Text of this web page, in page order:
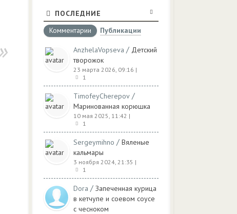
ПОСЛЕДНИЕ
Комментарии
Публикации
AnzhelaVopseva / Детский
творожок
23 марта 2026, 09:16 |
1
TimofeyCherepov /
Маринованная корюшка
10 мая 2025, 11:42 |
1
Sergeymihno / Вяленые
кальмары
3 ноября 2024, 21:35 |
1
Dora / Запеченная курица
в кетчупе и соевом соусе
с чесноком